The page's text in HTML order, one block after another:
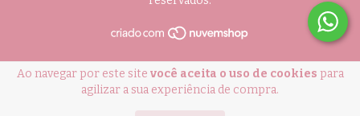
Ao navegar por este site você aceita o uso de cookies para
agilizar a sua experiência de compra.